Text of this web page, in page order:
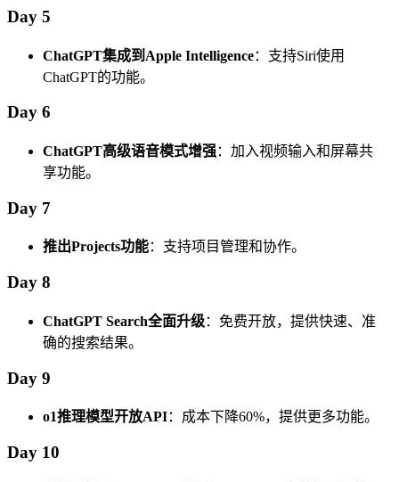
Day 5
ChatGPT集成到Apple Intelligence：支持Siri使用
ChatGPT的功能。
Day 6
ChatGPT高级语音模式增强：加入视频输入和屏幕共
享功能。
Day 7
推出Projects功能：支持项目管理和协作。
Day 8
ChatGPT Search全面升级：免费开放，提供快速、准
确的搜索结果。
Day 9
o1推理模型开放API：成本下降60%，提供更多功能。
Day 10